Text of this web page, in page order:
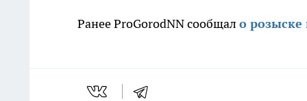
Ранее ProGorodNN сообщал о розыске